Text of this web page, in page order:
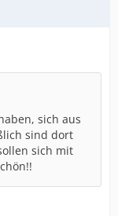
sich aus
sind dort
sich mit